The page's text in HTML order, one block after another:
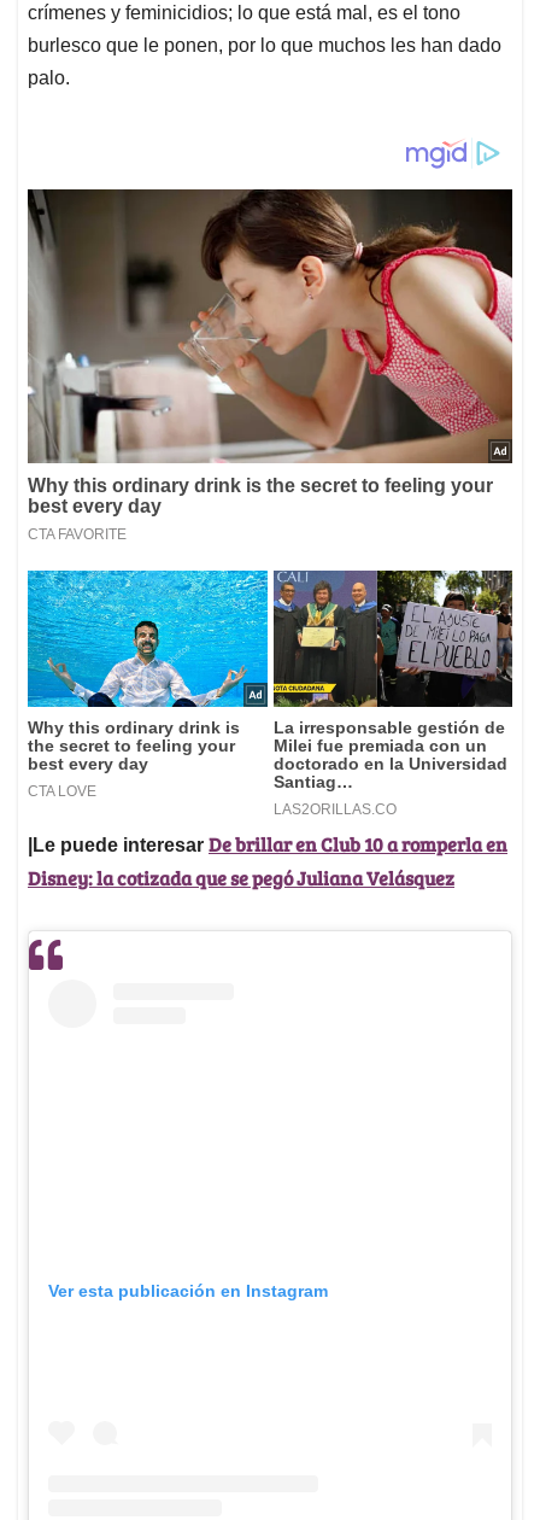
crímenes y feminicidios; lo que está mal, es el tono
burlesco que le ponen, por lo que muchos les han dado
palo.
|Le puede interesar De brillar en Club 10 a romperla en
Disney: la cotizada que se pegó Juliana Velásquez
Ver esta publicación en Instagram